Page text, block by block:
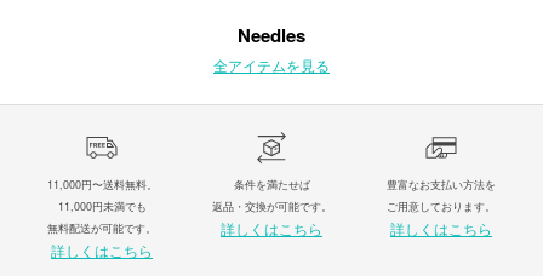
Needles
全アイテムを見る
11,000円〜送料無料。
11,000円未満でも
無料配送が可能です。
詳しくはこちら
条件を満たせば
返品・交換が可能です。
詳しくはこちら
豊富なお支払い方法を
ご用意しております。
詳しくはこちら